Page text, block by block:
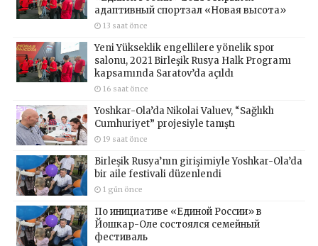
адаптивный спортзал «Новая высота»
13 saat önce
Yeni Yükseklik engellilere yönelik spor
salonu, 2021 Birleşik Rusya Halk Programı
kapsamında Saratov’da açıldı
16 saat önce
Yoshkar-Ola’da Nikolai Valuev, “Sağlıklı
Cumhuriyet” projesiyle tanıştı
19 saat önce
Birleşik Rusya’nın girişimiyle Yoshkar-Ola’da
bir aile festivali düzenlendi
1 gün önce
По инициативе «Единой России» в
Йошкар-Оле состоялся семейный
фестиваль